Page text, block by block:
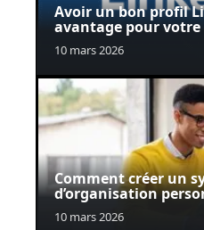
Avoir un bon profil
avantage pour votre
10 mars 2026
Comment créer un
d’organisation
10 mars 2026